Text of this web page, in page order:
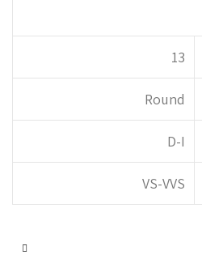
13
Round
D-I
VS-VVS